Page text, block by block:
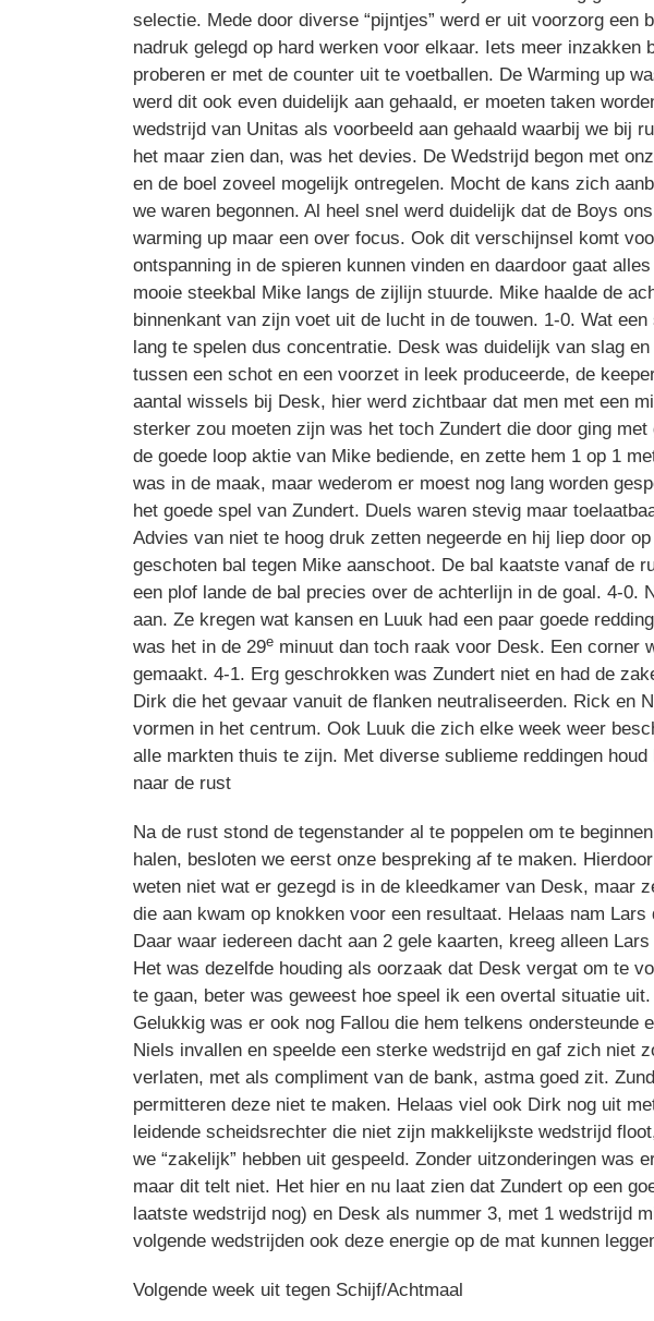
selectie. Mede door diverse “pijntjes” werd er uit voorzorg
nadruk gelegd op hard werken voor elkaar. Iets meer
proberen er met de counter uit te voetballen. De Warming up
werd dit ook even duidelijk aan gehaald, er moeten taken
wedstrijd van Unitas als voorbeeld aan gehaald waarbij we bij
het maar zien dan, was het devies. De Wedstrijd begon met
en de boel zoveel mogelijk ontregelen. Mocht de kans zich
we waren begonnen. Al heel snel werd duidelijk dat de Boys
warming up maar een over focus. Ook dit verschijnsel komt
ontspanning in de spieren kunnen vinden en daardoor gaat
mooie steekbal Mike langs de zijlijn stuurde. Mike haalde de
binnenkant van zijn voet uit de lucht in de touwen. 1-0. Wat
lang te spelen dus concentratie. Desk was duidelijk van slag
tussen een schot en een voorzet in leek produceerde, de
aantal wissels bij Desk, hier werd zichtbaar dat men met een
sterker zou moeten zijn was het toch Zundert die door ging
de goede loop aktie van Mike bediende, en zette hem 1 op 1
was in de maak, maar wederom er moest nog lang worden
het goede spel van Zundert. Duels waren stevig maar
Advies van niet te hoog druk zetten negeerde en hij liep door
geschoten bal tegen Mike aanschoot. De bal kaatste vanaf de
een plof lande de bal precies over de achterlijn in de goal. 4-0.
aan. Ze kregen wat kansen en Luuk had een paar goede
was het in de 29e minuut dan toch raak voor Desk. Een corner
gemaakt. 4-1. Erg geschrokken was Zundert niet en had de
Dirk die het gevaar vanuit de flanken neutraliseerden. Rick en
vormen in het centrum. Ook Luuk die zich elke week weer
alle markten thuis te zijn. Met diverse sublieme reddingen
naar de rust
Na de rust stond de tegenstander al te poppelen om te
halen, besloten we eerst onze bespreking af te maken.
weten niet wat er gezegd is in de kleedkamer van Desk, maar
die aan kwam op knokken voor een resultaat. Helaas nam
Daar waar iedereen dacht aan 2 gele kaarten, kreeg alleen
Het was dezelfde houding als oorzaak dat Desk vergat om te
te gaan, beter was geweest hoe speel ik een overtal situatie
Gelukkig was er ook nog Fallou die hem telkens
Niels invallen en speelde een sterke wedstrijd en gaf zich niet
verlaten, met als compliment van de bank, astma goed zit.
permitteren deze niet te maken. Helaas viel ook Dirk nog uit
leidende scheidsrechter die niet zijn makkelijkste wedstrijd
we “zakelijk” hebben uit gespeeld. Zonder uitzonderingen
maar dit telt niet. Het hier en nu laat zien dat Zundert op een
laatste wedstrijd nog) en Desk als nummer 3, met 1 wedstrijd
volgende wedstrijden ook deze energie op de mat kunnen
Volgende week uit tegen Schijf/Achtmaal